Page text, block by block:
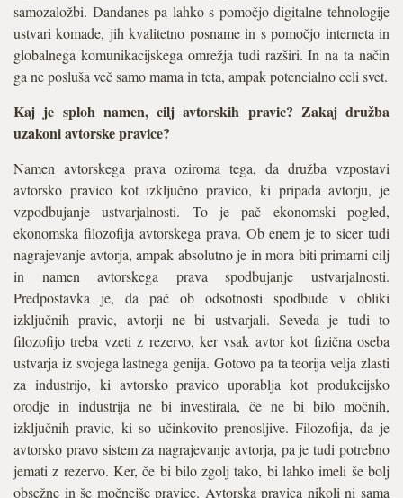
samozaložbi. Dandanes pa lahko s pomočjo digitalne tehnologije
ustvari komade, jih kvalitetno posname in s pomočjo interneta in
globalnega komunikacijskega omrežja tudi razširi. In na ta način
ga ne posluša več samo mama in teta, ampak potencialno celi svet.
Kaj je sploh namen, cilj avtorskih pravic? Zakaj družba
uzakoni avtorske pravice?
Namen avtorskega prava oziroma tega, da družba vzpostavi
avtorsko pravico kot izključno pravico, ki pripada avtorju, je
vzpodbujanje ustvarjalnosti. To je pač ekonomski pogled,
ekonomska filozofija avtorskega prava. Ob enem je to sicer tudi
nagrajevanje avtorja, ampak absolutno je in mora biti primarni cilj
in namen avtorskega prava spodbujanje ustvarjalnosti.
Predpostavka je, da pač ob odsotnosti spodbude v obliki
izključnih pravic, avtorji ne bi ustvarjali. Seveda je tudi to
filozofijo treba vzeti z rezervo, ker vsak avtor kot fizična oseba
ustvarja iz svojega lastnega genija. Gotovo pa ta teorija velja zlasti
za industrijo, ki avtorsko pravico uporablja kot produkcijsko
orodje in industrija ne bi investirala, če ne bi bilo močnih,
izključnih pravic, ki so učinkovito prenosljive. Filozofija, da je
avtorsko pravo sistem za nagrajevanje avtorja, pa je tudi potrebno
jemati z rezervo. Ker, če bi bilo zgolj tako, bi lahko imeli še bolj
obsežne in še močnejše pravice. Avtorska pravica nikoli ni sama